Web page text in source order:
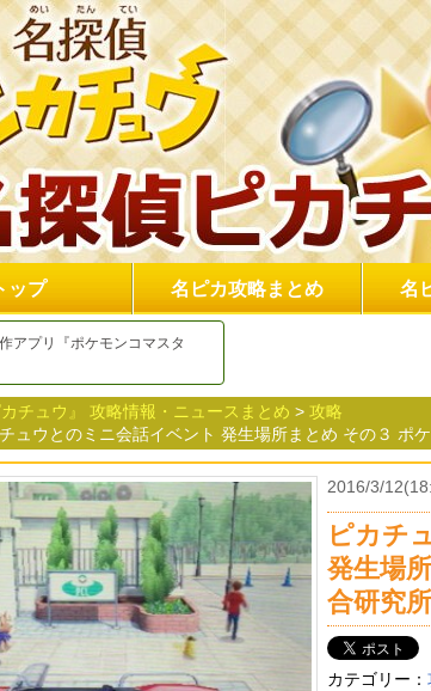
ップ 名ピカ攻略まとめ 名
アプリ『ポケモンコマスタ
カチュウ』 攻略情報・ニュースまとめ > 攻略
ュウとのミニ会話イベント 発生場所まとめ その３ ポ
2016/3/
ピカチ
発生場
合研究
カテゴリー：